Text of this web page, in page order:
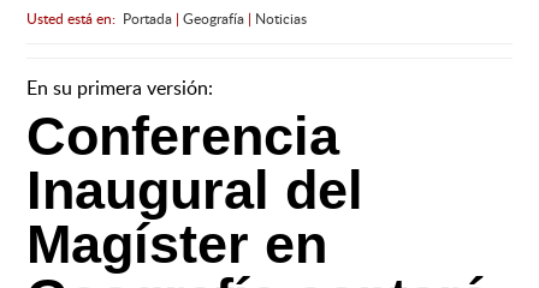
Usted está en: Portada| Geografía| Noticias
En su primera versión:
Conferencia
Inaugural del
Magíster en